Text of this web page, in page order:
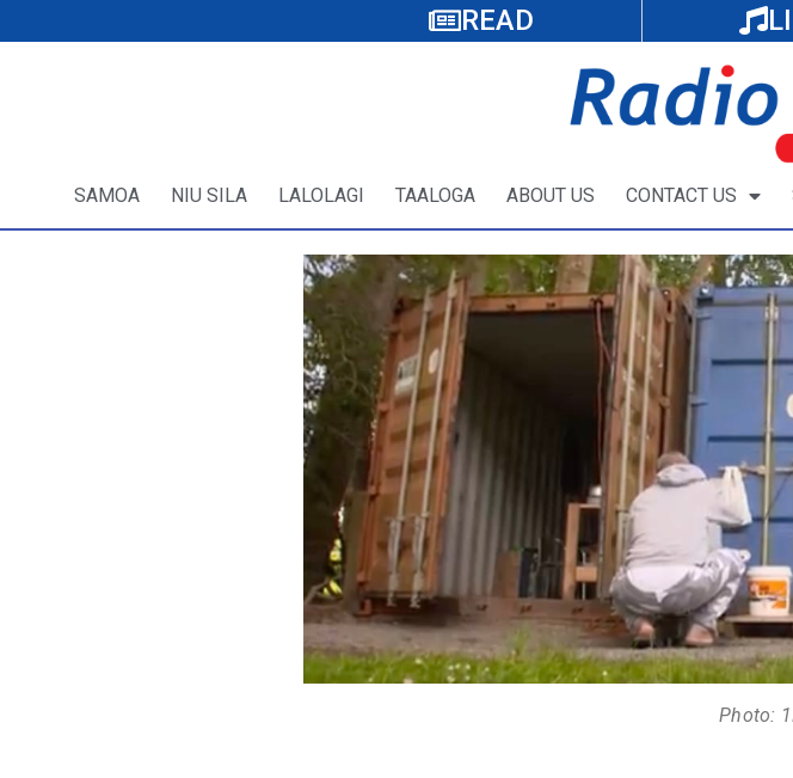
READ
SAMOA NIU SILA LALOLAGI TAALOGA ABOUT US CONTACT US
Photo: